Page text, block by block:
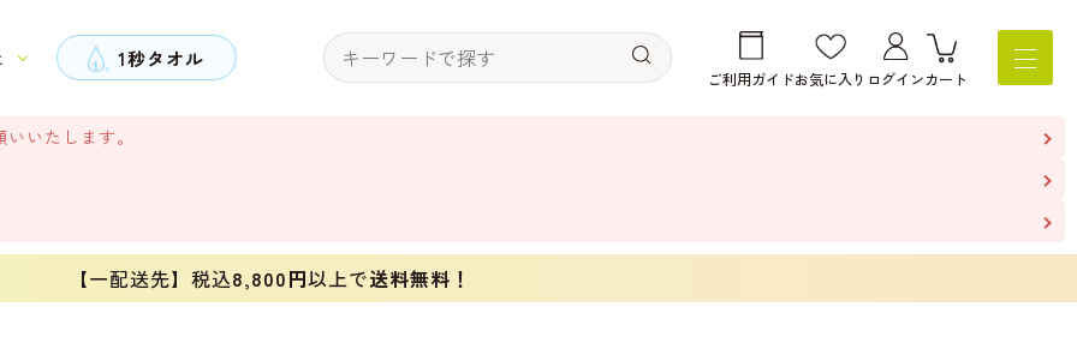
1秒タオル
ご利用ガイドお気に入り ログインカート
いたします。
【一配送先】税込8,800円以上で送料無料！